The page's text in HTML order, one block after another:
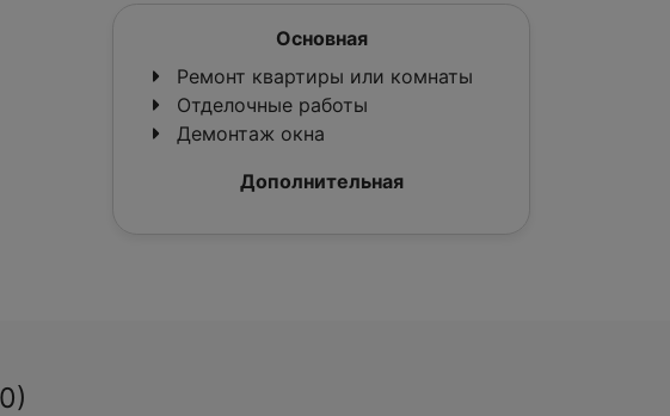
Основная
Ремонт квартиры или комнаты
Отделочные работы
Демонтаж окна
Дополнительная